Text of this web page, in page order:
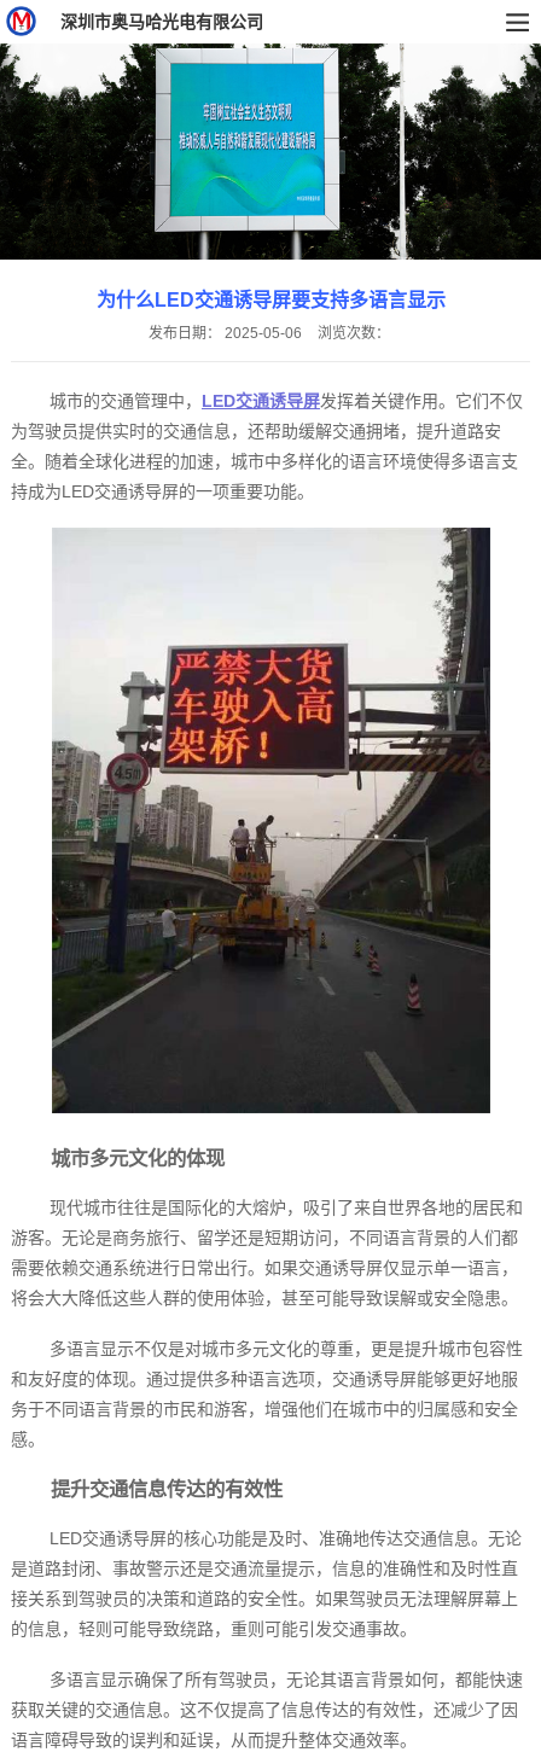
深圳市奥马哈光电有限公司
为什么LED交通诱导屏要支持多语言显示
发布日期： 2025-05-06 浏览次数：
城市的交通管理中， LED交通诱导屏发挥着关键作用。它们不仅
为驾驶员提供实时的交通信息，还帮助缓解交通拥堵，提升道路安
全。随着全球化进程的加速，城市中多样化的语言环境使得多语言支
持成为LED交通诱导屏的一项重要功能。
城市多元文化的体现
现代城市往往是国际化的大熔炉，吸引了来自世界各地的居民和
游客。无论是商务旅行、留学还是短期访问，不同语言背景的人们都
需要依赖交通系统进行日常出行。如果交通诱导屏仅显示单一语言，
将会大大降低这些人群的使用体验，甚至可能导致误解或安全隐患。
多语言显示不仅是对城市多元文化的尊重，更是提升城市包容性
和友好度的体现。通过提供多种语言选项，交通诱导屏能够更好地服
务于不同语言背景的市民和游客，增强他们在城市中的归属感和安全
感。
提升交通信息传达的有效性
LED交通诱导屏的核心功能是及时、准确地传达交通信息。无论
是道路封闭、事故警示还是交通流量提示，信息的准确性和及时性直
接关系到驾驶员的决策和道路的安全性。如果驾驶员无法理解屏幕上
的信息，轻则可能导致绕路，重则可能引发交通事故。
多语言显示确保了所有驾驶员，无论其语言背景如何，都能快速
获取关键的交通信息。这不仅提高了信息传达的有效性，还减少了因
语言障碍导致的误判和延误，从而提升整体交通效率。